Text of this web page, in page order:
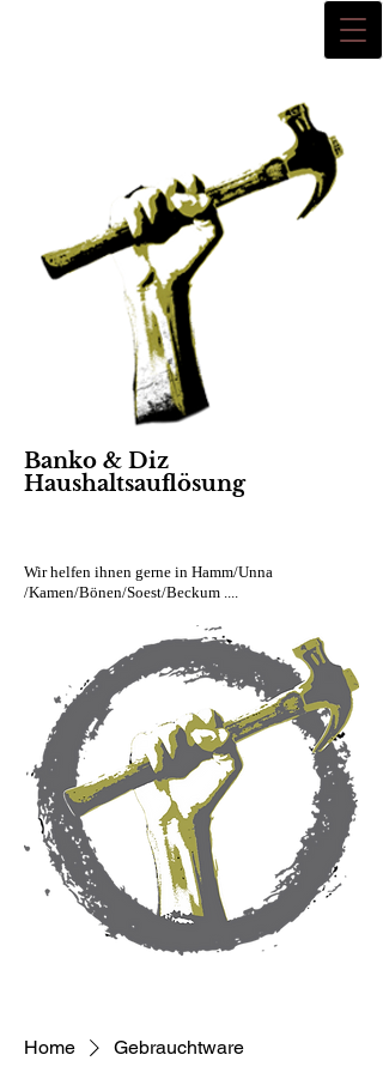
Banko & Diz
Haushaltsauflösung
Wir helfen ihnen gerne in Hamm/Unna
/Kamen/Bönen/Soest/Beckum ....
Home Gebrauchtware